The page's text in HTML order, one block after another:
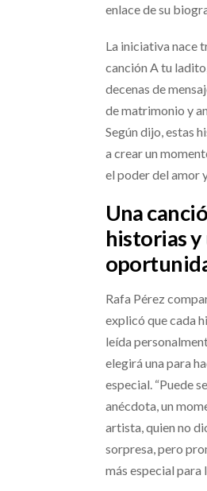
enlace de su
La iniciativa nace
canción A tu
decenas de
de matrimonio y
Según dijo, estas
a crear un
el poder del amor
Una
historias y
Rafa Pérez
explicó que cada
leída
elegirá una para
especial. “Puede
anécdota, un
artista, quien no
sorpresa, pero
más especial para